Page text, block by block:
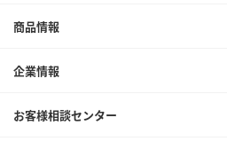
商品情報
企業情報
お客様相談センター